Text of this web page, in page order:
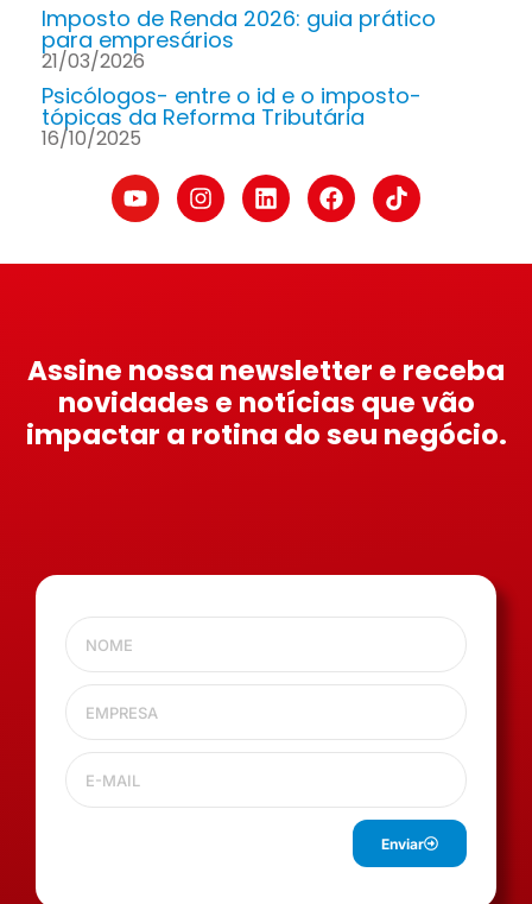
Imposto de Renda 2026: guia prático
para empresários
21/03/2026
Psicólogos- entre o id e o imposto-
tópicas da Reforma Tributária
16/10/2025
Assine nossa newsletter e receba
novidades e notícias que vão
impactar a rotina do seu negócio.
Enviar